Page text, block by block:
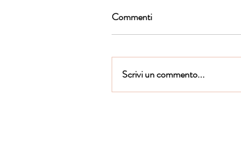
Commenti
Scrivi un commento...